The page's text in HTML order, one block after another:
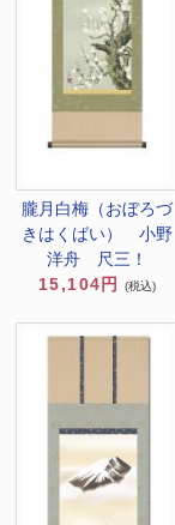
朧月白梅（おぼろづ
きはくばい） 小野
洋舟 尺三！
15,104円
(税込)